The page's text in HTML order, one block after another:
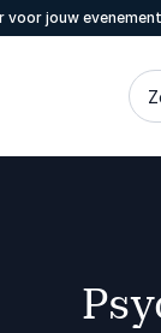
jouw